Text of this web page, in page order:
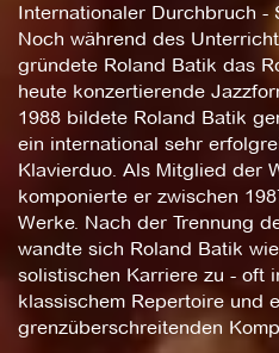
Internationaler Durchbruch -
Noch während des
gründete Roland Batik das
heute konzertierende
1988 bildete Roland Batik
ein international sehr
Klavierduo. Als Mitglied der
komponierte er zwischen
Werke. Nach der Trennung
wandte sich Roland Batik
solistischen Karriere zu - oft
klassischem Repertoire und
grenzüberschreitenden